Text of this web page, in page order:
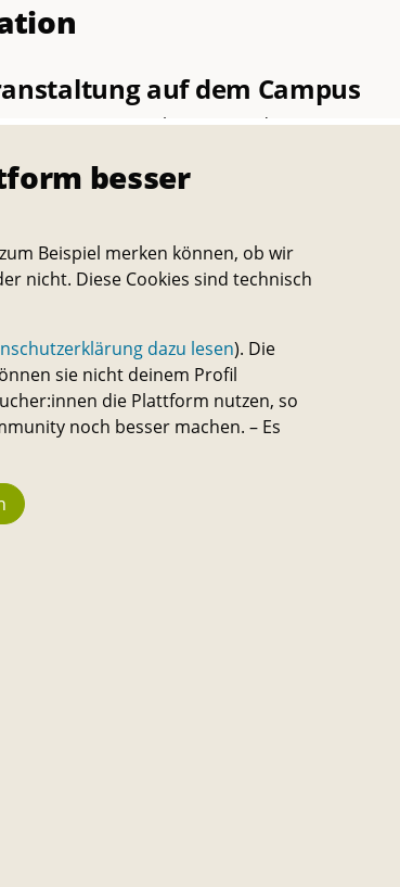
auf dem Campus
zu veranstalten, musst du ein paar
dein Event stattfinden lassen kannst, dann
. Ebenso haben wir in einem
Veranstaltung
dass es möglichst nachhaltig stattfindet. Wir
.
besser
Beispiel merken können, ob wir
nicht. Diese Cookies sind technisch
dazu lesen). Die
sie nicht deinem Profil
die Plattform nutzen, so
noch besser machen. – Es